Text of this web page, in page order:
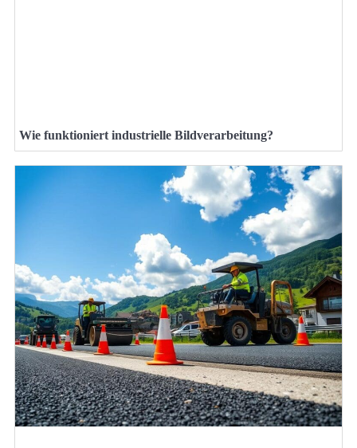
Wie funktioniert industrielle Bildverarbeitung?